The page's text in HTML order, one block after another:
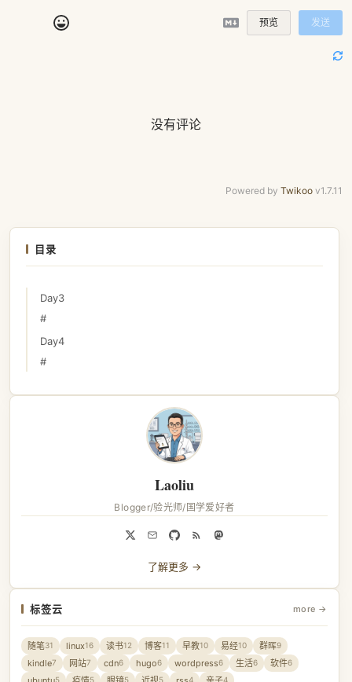
预览 发送
没有评论
Powered by Twikoo v1.7.11
Laoliu
Blogger/验光师/国学爱好者
了解更多 →
标签云 more →
随笔31 linux16 读书12 博客11 早教10 易经10 群晖9
kindle7 网站7 cdn6 hugo6 wordpress6 生活6 软件6
5 5 5 5 4 4
目录
Day3
#
Day4
#